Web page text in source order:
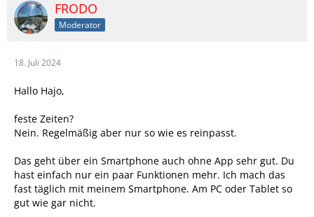
FRODO
Moderator
18. Juli 2024
Hallo Hajo,
feste Zeiten?
Nein. Regelmäßig aber nur so wie es reinpasst.
Das geht über ein Smartphone auch ohne App sehr gut. Du
hast einfach nur ein paar Funktionen mehr. Ich mach das
fast täglich mit meinem Smartphone. Am PC oder Tablet so
gut wie gar nicht.